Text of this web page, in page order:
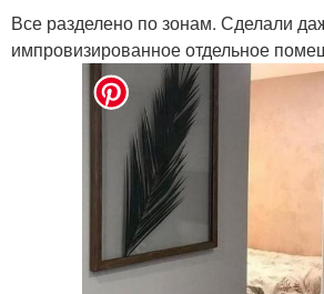
Все разделено по зонам. Сделали
импровизированное отдельное